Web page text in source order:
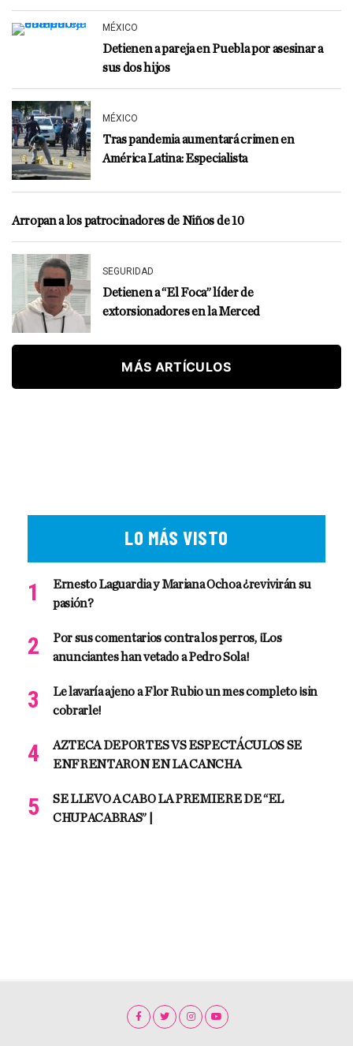
MÉXICO
Detienen a pareja en Puebla por asesinar a
sus dos hijos
MÉXICO
Tras pandemia aumentará crimen en
América Latina: Especialista
Arropan a los patrocinadores de Niños de 10
SEGURIDAD
Detienen a “El Foca” líder de
extorsionadores en la Merced
MÁS ARTÍCULOS
LO MÁS VISTO
Ernesto Laguardia y Mariana Ochoa ¿revivirán su
pasión?
Por sus comentarios contra los perros, ¡Los
anunciantes han vetado a Pedro Sola!
Le lavaría ajeno a Flor Rubio un mes completo ¡sin
cobrarle!
AZTECA DEPORTES VS ESPECTÁCULOS SE
ENFRENTARON EN LA CANCHA
SE LLEVO A CABO LA PREMIERE DE “EL
CHUPACABRAS” |